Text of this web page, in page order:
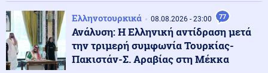
Ελληνοτουρκικά 09.08.2026 - 11:26
Ο Τούρκος ΥΠΕΞ Φιντάν καλεί την Αίγυπτο να ενταχθεί
στη "Συμφωνία της Μέκκας" - Τεράστιοι οι κίνδυνοι
για την Ελλάδα
Ελληνοτουρκικά 08.08.2026 - 23:00 77
Ανάλυση: Η Ελληνική αντίδραση μετά
την τριμερή συμφωνία Τουρκίας-
Πακιστάν-Σ. Αραβίας στη Μέκκα